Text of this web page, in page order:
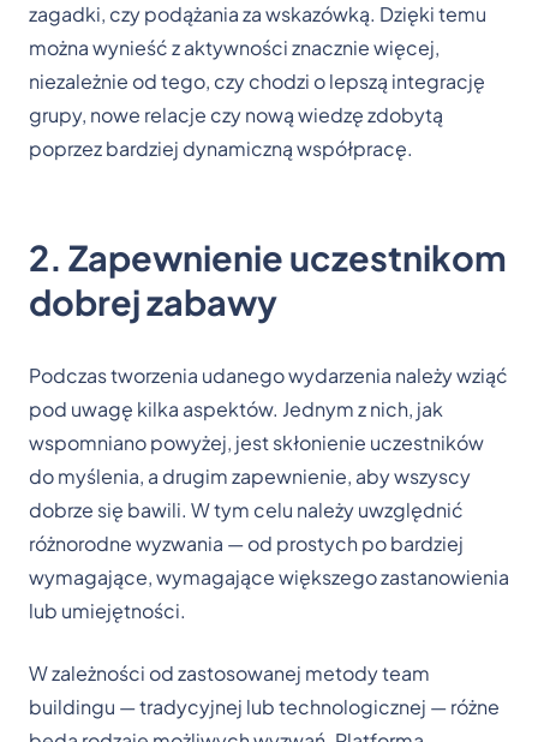
zagadki, czy podążania za wskazówką. Dzięki temu
można wynieść z aktywności znacznie więcej,
niezależnie od tego, czy chodzi o lepszą integrację
grupy, nowe relacje czy nową wiedzę zdobytą
poprzez bardziej dynamiczną współpracę.
2. Zapewnienie uczestnikom
dobrej zabawy
Podczas tworzenia udanego wydarzenia należy wziąć
pod uwagę kilka aspektów. Jednym z nich, jak
wspomniano powyżej, jest skłonienie uczestników
do myślenia, a drugim zapewnienie, aby wszyscy
dobrze się bawili. W tym celu należy uwzględnić
różnorodne wyzwania — od prostych po bardziej
wymagające, wymagające większego zastanowienia
lub umiejętności.
W zależności od zastosowanej metody team
buildingu — tradycyjnej lub technologicznej — różne